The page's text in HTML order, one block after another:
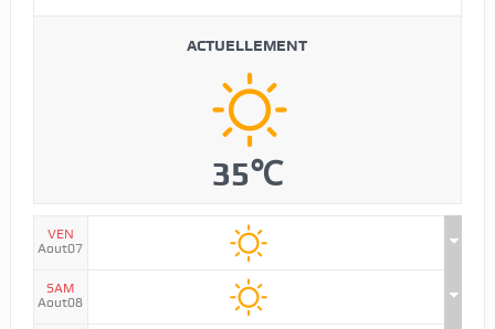
ACTUELLEMENT
35℃
VEN
Aout07
SAM
Aout08